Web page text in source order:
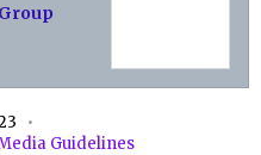
Guidelines